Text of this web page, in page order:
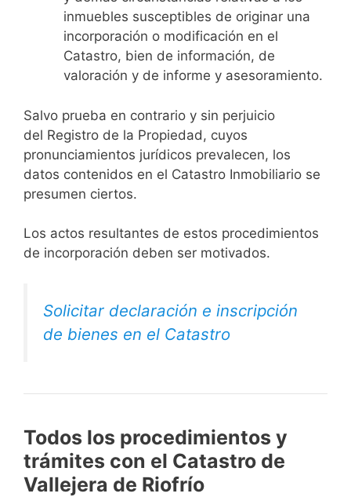
inmuebles susceptibles de originar una
incorporación o modificación en el
Catastro, bien de información, de
valoración y de informe y asesoramiento.
Salvo prueba en contrario y sin perjuicio
del Registro de la Propiedad, cuyos
pronunciamientos jurídicos prevalecen, los
datos contenidos en el Catastro Inmobiliario se
presumen ciertos.
Los actos resultantes de estos procedimientos
de incorporación deben ser motivados.
Solicitar declaración e inscripción
de bienes en el Catastro
Todos los procedimientos y
trámites con el Catastro de
Vallejera de Riofrío